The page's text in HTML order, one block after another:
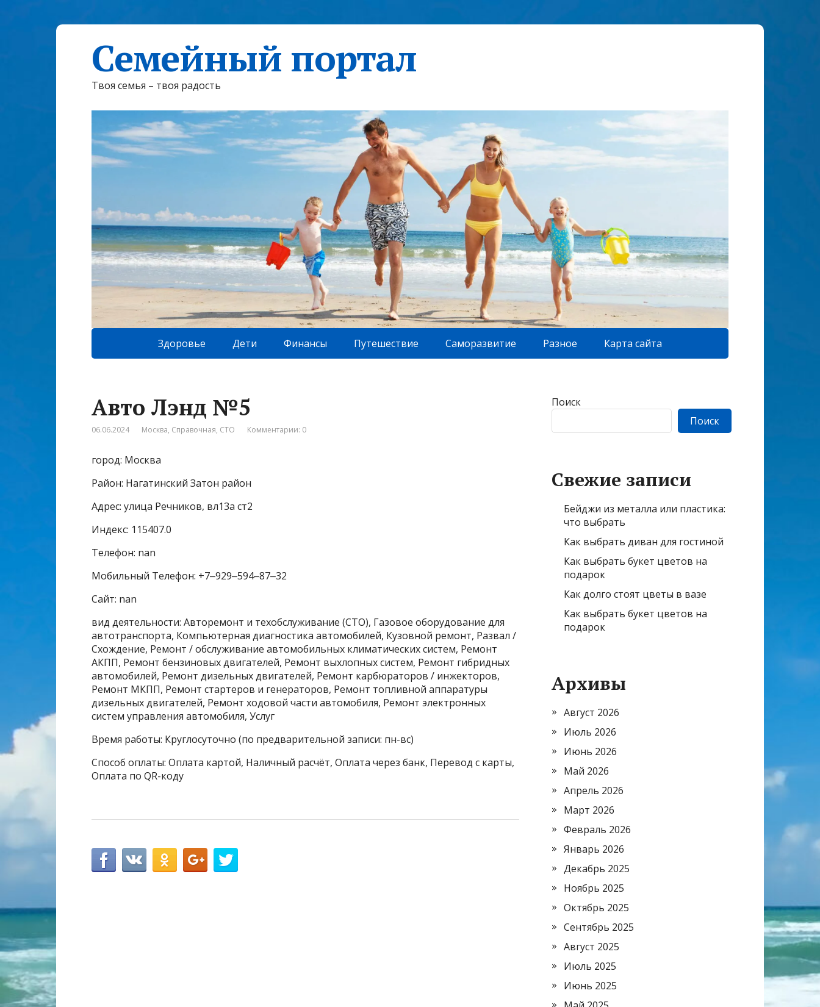
Семейный портал
Твоя семья – твоя радость
Здоровье Дети Финансы Путешествие Саморазвитие Разное Карта сайта
Авто Лэнд №5
06.06.2024 Москва, Справочная, СТО Комментарии: 0
город: Москва
Район: Нагатинский Затон район
Адрес: улица Речников, вл13а ст2
Индекс: 115407.0
Телефон: nan
Мобильный Телефон: +7‒929‒594‒87‒32
Сайт: nan
вид деятельности: Авторемонт и техобслуживание (СТО), Газовое оборудование для
автотранспорта, Компьютерная диагностика автомобилей, Кузовной ремонт, Развал /
Схождение, Ремонт / обслуживание автомобильных климатических систем, Ремонт
АКПП, Ремонт бензиновых двигателей, Ремонт выхлопных систем, Ремонт гибридных
автомобилей, Ремонт дизельных двигателей, Ремонт карбюраторов / инжекторов,
Ремонт МКПП, Ремонт стартеров и генераторов, Ремонт топливной аппаратуры
дизельных двигателей, Ремонт ходовой части автомобиля, Ремонт электронных
систем управления автомобиля, Услуг
Время работы: Круглосуточно (по предварительной записи: пн-вс)
Способ оплаты: Оплата картой, Наличный расчёт, Оплата через банк, Перевод с карты,
Оплата по QR-коду
Поиск
Поиск
Свежие записи
Бейджи из металла или пластика:
что выбрать
Как выбрать диван для гостиной
Как выбрать букет цветов на
подарок
Как долго стоят цветы в вазе
Как выбрать букет цветов на
подарок
Архивы
Август 2026
Июль 2026
Июнь 2026
Май 2026
Апрель 2026
Март 2026
Февраль 2026
Январь 2026
Декабрь 2025
Ноябрь 2025
Октябрь 2025
Сентябрь 2025
Август 2025
Июль 2025
Июнь 2025